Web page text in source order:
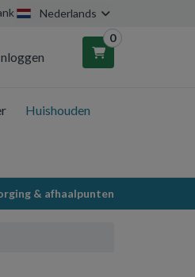
Nederlands
0
leeg.
Huishouden
& afhaalpunten